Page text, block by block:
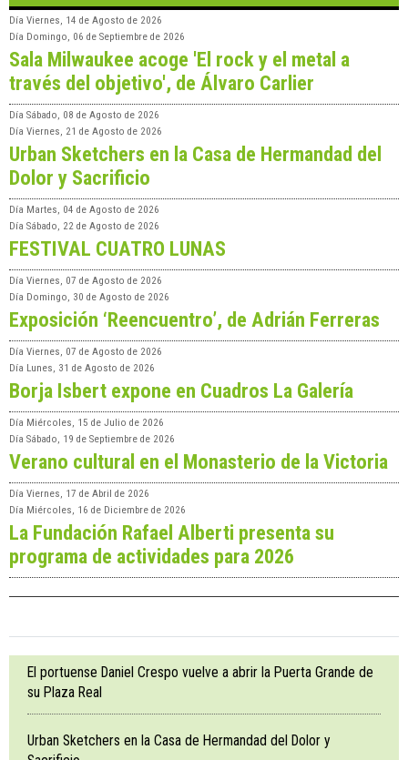
Día Viernes, 14 de Agosto de 2026
Día Domingo, 06 de Septiembre de 2026
Sala Milwaukee acoge 'El rock y el metal a
través del objetivo', de Álvaro Carlier
Día Sábado, 08 de Agosto de 2026
Día Viernes, 21 de Agosto de 2026
Urban Sketchers en la Casa de Hermandad del
Dolor y Sacrificio
Día Martes, 04 de Agosto de 2026
Día Sábado, 22 de Agosto de 2026
FESTIVAL CUATRO LUNAS
Día Viernes, 07 de Agosto de 2026
Día Domingo, 30 de Agosto de 2026
Exposición ‘Reencuentro’, de Adrián Ferreras
Día Viernes, 07 de Agosto de 2026
Día Lunes, 31 de Agosto de 2026
Borja Isbert expone en Cuadros La Galería
Día Miércoles, 15 de Julio de 2026
Día Sábado, 19 de Septiembre de 2026
Verano cultural en el Monasterio de la Victoria
Día Viernes, 17 de Abril de 2026
Día Miércoles, 16 de Diciembre de 2026
La Fundación Rafael Alberti presenta su
programa de actividades para 2026
El portuense Daniel Crespo vuelve a abrir la Puerta Grande de
su Plaza Real
Urban Sketchers en la Casa de Hermandad del Dolor y